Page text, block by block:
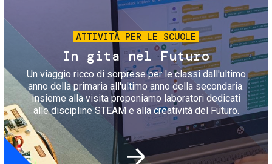
ATTIVITÀ PER LE SCUOLE
In gita nel Futuro
Un viaggio ricco di sorprese per le classi dall'ultimo
anno della primaria all'ultimo anno della secondaria.
Insieme alla visita proponiamo laboratori dedicati
alle discipline STEAM e alla creatività del Futuro.